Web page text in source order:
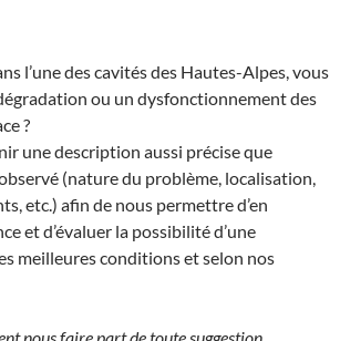
l’une des cavités des Hautes-Alpes, vous
ou un dysfonctionnement des
?
une description aussi précise que
(nature du problème, localisation,
etc.) afin de nous permettre d’en
et d’évaluer la possibilité d’une
meilleures conditions et selon nos